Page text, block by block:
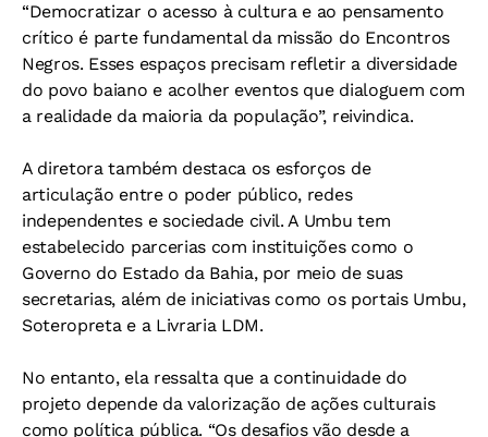
“Democratizar o acesso à cultura e ao pensamento
crítico é parte fundamental da missão do Encontros
Negros. Esses espaços precisam refletir a diversidade
do povo baiano e acolher eventos que dialoguem com
a realidade da maioria da população”, reivindica.
A diretora também destaca os esforços de
articulação entre o poder público, redes
independentes e sociedade civil. A Umbu tem
estabelecido parcerias com instituições como o
Governo do Estado da Bahia, por meio de suas
secretarias, além de iniciativas como os portais Umbu,
Soteropreta e a Livraria LDM.
No entanto, ela ressalta que a continuidade do
projeto depende da valorização de ações culturais
como política pública. “Os desafios vão desde a